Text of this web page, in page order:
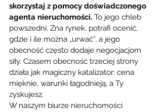
skorzystaj z pomocy doświadczonego
agenta nieruchomości. To jego chleb
powszedni. Zna rynek, potrafi ocenić,
gdzie i ile można „urwać”, a jego
obecność często dodaje negocjacjom
siły. Czasem obecność trzeciej strony
działa jak magiczny katalizator: cena
mięknie, warunki łagodnieją, a Ty
zyskujesz.
W naszym biurze nieruchomości